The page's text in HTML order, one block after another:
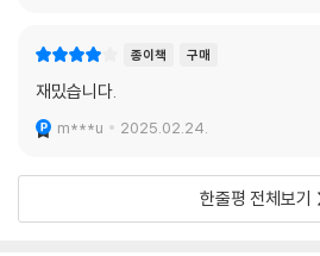
종이책 구매
재밌습니다.
m***u 2025.02.24.
한줄평 전체보기